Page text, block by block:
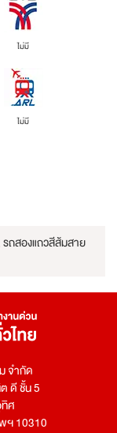
ไม่มี
ไม่มี
รถสองแถวสีส้มสาย
จำกัด
ดี ชั้น 5
ศ
พฯ 10310